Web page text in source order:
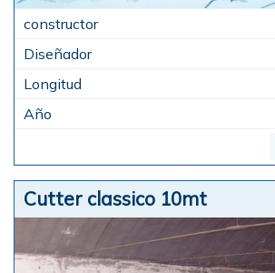
Cutter classico 10mt